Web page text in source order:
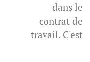
dans le
contrat de
travail. C'est